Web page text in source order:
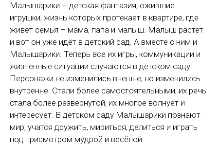
Малышарики – детская фантазия, ожившие
игрушки, жизнь которых протекает в квартире, где
живёт семья – мама, папа и малыш. Малыш растёт
и вот он уже идёт в детский сад. А вместе с ним и
Малышарики. Теперь все их игры, коммуникации и
жизненные ситуации случаются в детском саду.
Персонажи не изменились внешне, но изменились
внутренне. Стали более самостоятельными, их речь
стала более развёрнутой, их многое волнует и
интересует. В детском саду Малышарики познают
мир, учатся дружить, мириться, делиться и играть
под присмотром мудрой и весёлой